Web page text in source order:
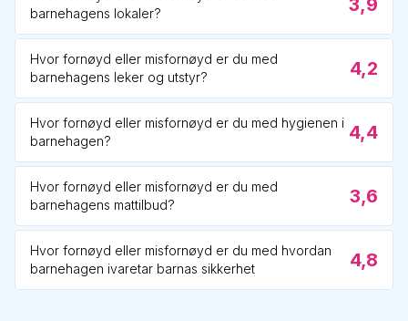
barnehagens lokaler?
3,9
Hvor fornøyd eller misfornøyd er du med
barnehagens leker og utstyr?
4,2
Hvor fornøyd eller misfornøyd er du med hygienen i
barnehagen?
4,4
Hvor fornøyd eller misfornøyd er du med
barnehagens mattilbud?
3,6
Hvor fornøyd eller misfornøyd er du med hvordan
barnehagen ivaretar barnas sikkerhet
4,8